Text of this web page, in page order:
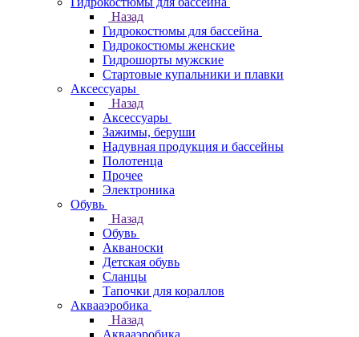
Назад
Гидрокостюмы для бассейна
Гидрокостюмы женские
Гидрошорты мужские
Стартовые купальники и плавки
Аксессуары
Назад
Аксессуары
Зажимы, беруши
Надувная продукция и бассейны
Полотенца
Прочее
Электроника
Обувь
Назад
Обувь
Акваноски
Детская обувь
Сланцы
Тапочки для кораллов
Аквааэробика
Назад
Аквааэробика